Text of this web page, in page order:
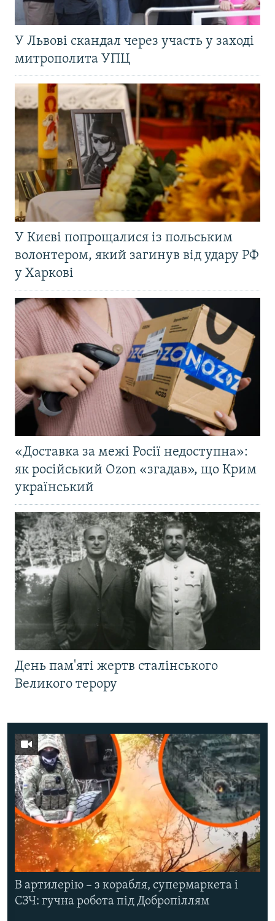
У Львові скандал через участь у заході
митрополита УПЦ
У Києві попрощалися із польським
волонтером, який загинув від удару РФ
у Харкові
«Доставка за межі Росії недоступна»:
як російський Ozon «згадав», що Крим
український
День пам'яті жертв сталінського
Великого терору
В артилерію – з корабля, супермаркета і
СЗЧ: гучна робота під Добропіллям